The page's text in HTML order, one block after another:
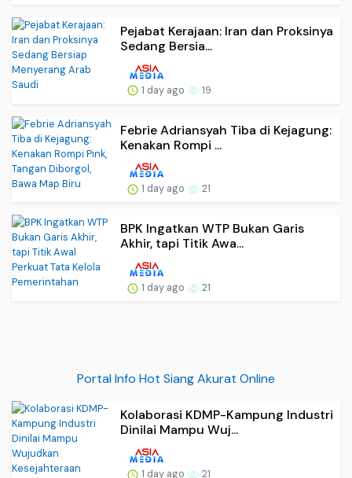
Pejabat Kerajaan: Iran dan Proksinya
Sedang Bersia...
1 day ago 19
Febrie Adriansyah Tiba di Kejagung:
Kenakan Rompi ...
1 day ago 21
BPK Ingatkan WTP Bukan Garis
Akhir, tapi Titik Awa...
1 day ago 21
Portal Info Hot Siang Akurat Online
Kolaborasi KDMP-Kampung Industri
Dinilai Mampu Wuj...
1 day ago 21